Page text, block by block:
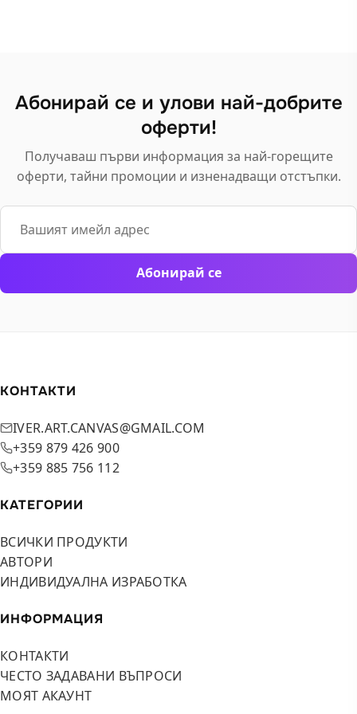
the
the
Абонирай се и улови най-добрите
оферти!
Получаваш първи информация за най-горещите
оферти, тайни промоции и изненадващи отстъпки.
Email
Абонирай се
КОНТАКТИ
IVER.ART.CANVAS@GMAIL.COM
+359 879 426 900
+359 885 756 112
КАТЕГОРИИ
ВСИЧКИ ПРОДУКТИ
АВТОРИ
ИНДИВИДУАЛНА ИЗРАБОТКА
ИНФОРМАЦИЯ
КОНТАКТИ
ЧЕСТО ЗАДАВАНИ ВЪПРОСИ
МОЯТ АКАУНТ